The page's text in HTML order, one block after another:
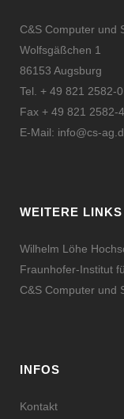
C&S Computer und
Wolfsgäßchen 1
86153 Augsburg
Tel. + 49 821 2582-0
Fax + 49 821 2582-
E-Mail: info@cs-
WEITERE LINKS
Wilhelm Löhe
Fraunhofer-Institut
C&S Computer und
INFOS
Kontakt